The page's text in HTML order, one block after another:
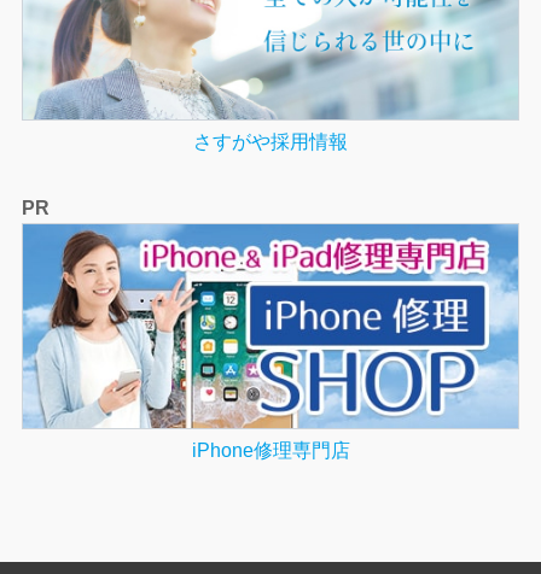
さすがや採用情報
PR
iPhone修理専門店